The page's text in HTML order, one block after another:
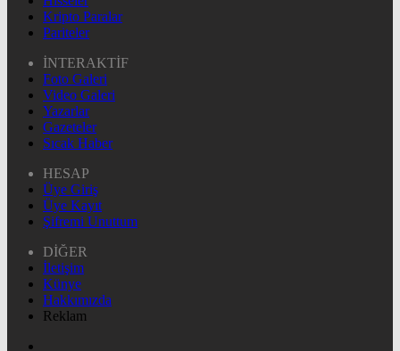
Kripto Paralar
Pariteler
İNTERAKTİF
Foto Galeri
Video Galeri
Yazarlar
Gazeteler
Sıcak Haber
HESAP
Üye Giriş
Üye Kayıt
Şifremi Unuttum
DİĞER
İletişim
Künye
Hakkımızda
Reklam